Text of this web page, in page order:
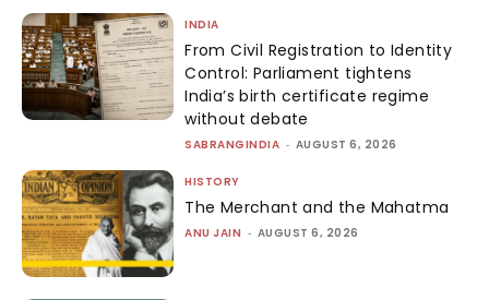
INDIA
From Civil Registration to Identity
Control: Parliament tightens
India’s birth certificate regime
without debate
SABRANGINDIA - AUGUST 6, 2026
HISTORY
The Merchant and the Mahatma
ANU JAIN - AUGUST 6, 2026